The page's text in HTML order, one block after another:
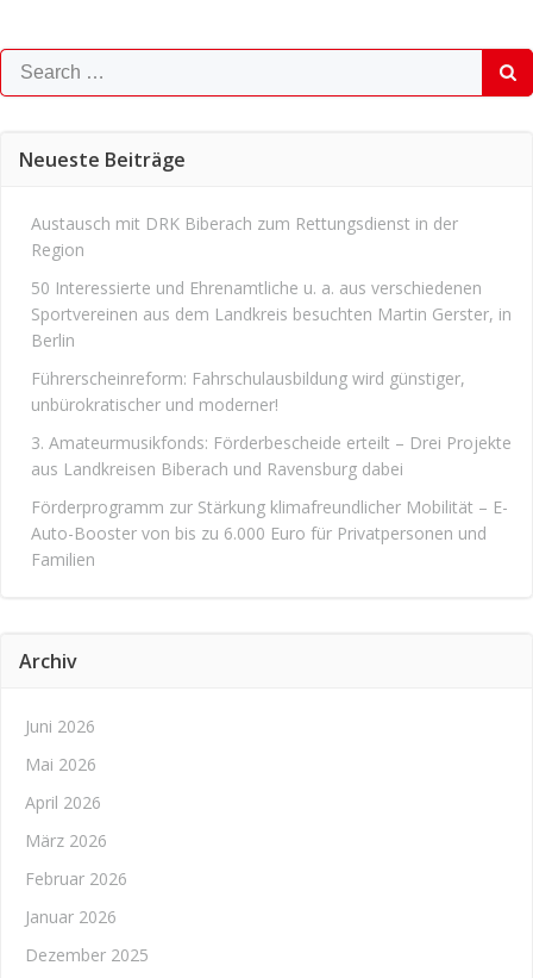
Search
for:
Neueste Beiträge
Austausch mit DRK Biberach zum Rettungsdienst in der
Region
50 Interessierte und Ehrenamtliche u. a. aus verschiedenen
Sportvereinen aus dem Landkreis besuchten Martin Gerster, in
Berlin
Führerscheinreform: Fahrschulausbildung wird günstiger,
unbürokratischer und moderner!
3. Amateurmusikfonds: Förderbescheide erteilt – Drei Projekte
aus Landkreisen Biberach und Ravensburg dabei
Förderprogramm zur Stärkung klimafreundlicher Mobilität – E-
Auto-Booster von bis zu 6.000 Euro für Privatpersonen und
Familien
Archiv
Juni 2026
Mai 2026
April 2026
März 2026
Februar 2026
Januar 2026
Dezember 2025